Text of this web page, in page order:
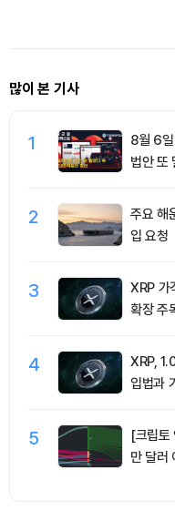
많이 본 기사
1
8월 6일
법안 또
2
주요 해
입 요청
3
XRP 가
확장 주
4
XRP,
입법과
5
[크립
만 달러